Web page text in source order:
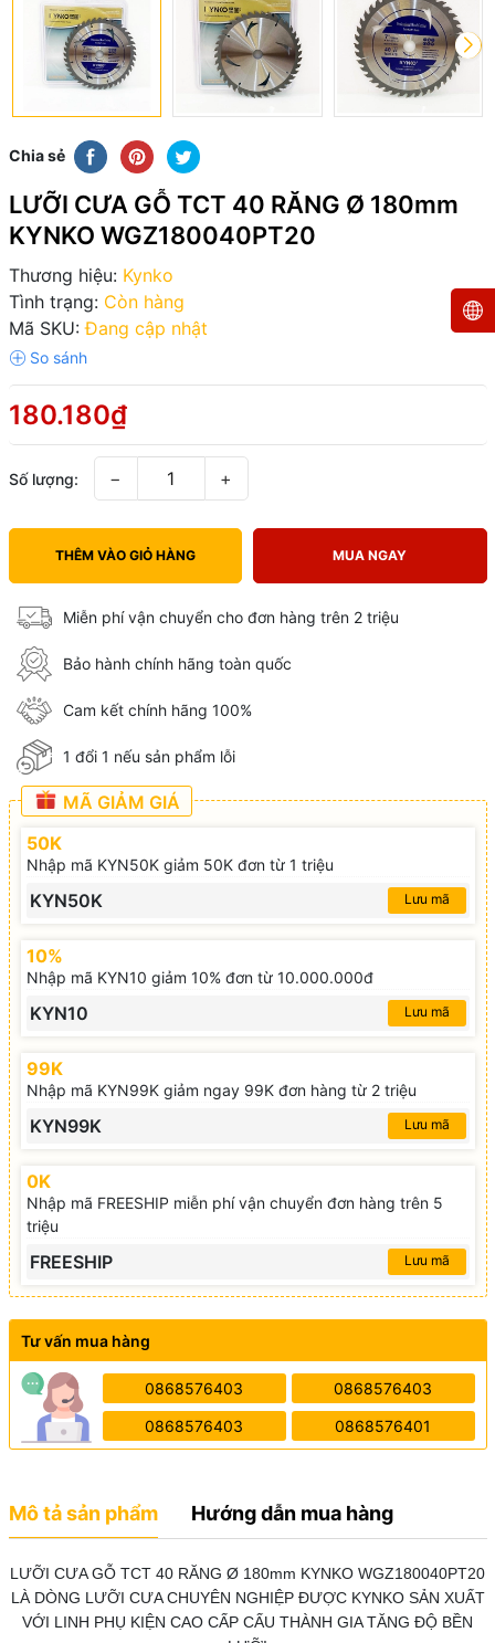
Chia sẻ
LƯỠI CƯA GỖ TCT 40 RĂNG Ø 180mm
KYNKO WGZ180040PT20
Thương hiệu: Kynko
Tình trạng: Còn hàng
Mã SKU: Đang cập nhật
180.180₫
Số lượng: − +
THÊM VÀO GIỎ HÀNG MUA NGAY
Miễn phí vận chuyển cho đơn hàng trên 2 triệu
Bảo hành chính hãng toàn quốc
Cam kết chính hãng 100%
1 đổi 1 nếu sản phẩm lỗi
MÃ GIẢM GIÁ
50K
Nhập mã KYN50K giảm 50K đơn từ 1 triệu
KYN50K Lưu mã
10%
Nhập mã KYN10 giảm 10% đơn từ 10.000.000đ
KYN10 Lưu mã
99K
Nhập mã KYN99K giảm ngay 99K đơn hàng từ 2 triệu
KYN99K Lưu mã
0K
Nhập mã FREESHIP miễn phí vận chuyển đơn hàng trên 5
triệu
FREESHIP Lưu mã
Tư vấn mua hàng
0868576403 0868576403
0868576403 0868576401
Mô tả sản phẩm Hướng dẫn mua hàng
LƯỠI CƯA GỖ TCT 40 RĂNG Ø 180mm KYNKO WGZ180040PT20
LÀ DÒNG LƯỠI CƯA CHUYÊN NGHIỆP ĐƯỢC KYNKO SẢN XUẤT
VỚI LINH PHỤ KIỆN CAO CẤP CẤU THÀNH GIA TĂNG ĐỘ BỀN